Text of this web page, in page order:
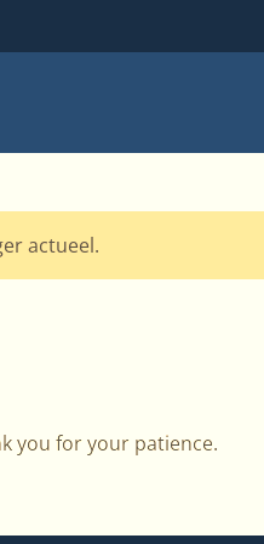
actueel.
you for your patience.